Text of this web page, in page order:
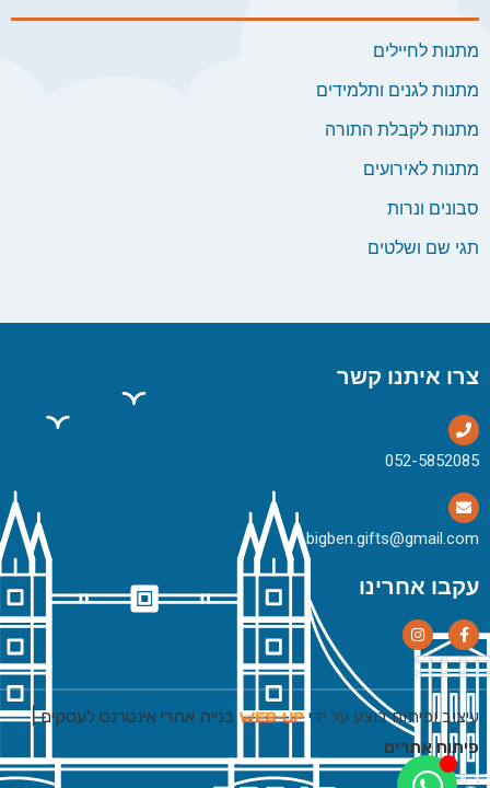
מתנות לחיילים
מתנות לגנים ותלמידים
מתנות לקבלת התורה
מתנות לאירועים
סבונים ונרות
תגי שם ושלטים
צרו איתנו קשר
bigben.gifts@gmail.com
עקבו אחרינו
עיצוב ופיתוח בוצע על ידי בניית אתרי אינטרנט לעסקים|
פיתוח אתרים